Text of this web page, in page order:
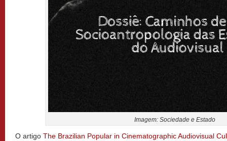
Imagem: Sociedade e Estado
O artigo The Brazilian Popular in Cinematographic Audiovisual